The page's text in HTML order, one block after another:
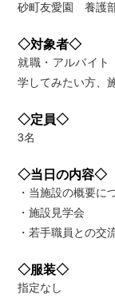
砂町友愛園 養護
◇対象者◇
就職・アルバイト
学してみたい方、
◇定員◇
3名
◇当日の内容◇
・当施設の概要に
・施設見学会
・若手職員との交
◇服装◇
指定なし